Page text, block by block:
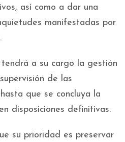
así como a dar una
manifestadas por
a su cargo la gestión
de las
que se concluya la
disposiciones definitivas.
su prioridad es preservar